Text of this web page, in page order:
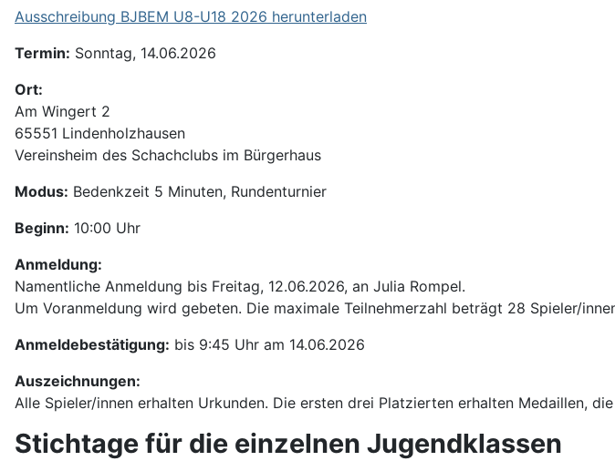
Ausschreibung BJBEM U8-U18 2026 herunterladen
Termin: Sonntag, 14.06.2026
Ort:
Am Wingert 2
65551 Lindenholzhausen
Vereinsheim des Schachclubs im Bürgerhaus
Modus: Bedenkzeit 5 Minuten, Rundenturnier
Beginn: 10:00 Uhr
Anmeldung:
Namentliche Anmeldung bis Freitag, 12.06.2026, an Julia Rompel.
Um Voranmeldung wird gebeten. Die maximale Teilnehmerzahl beträgt 28 Spieler/
Anmeldebestätigung: bis 9:45 Uhr am 14.06.2026
Auszeichnungen:
Alle Spieler/innen erhalten Urkunden. Die ersten drei Platzierten erhalten Medaillen,
Stichtage für die einzelnen Jugendklassen